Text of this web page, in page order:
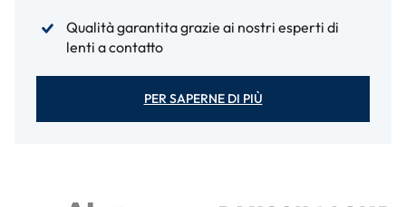
Qualità garantita grazie ai nostri esperti di
lenti a contatto
PER SAPERNE DI PIÙ